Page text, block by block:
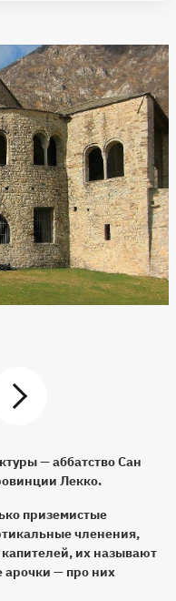
— аббатствоСан
Лекко.
приземистые
членения,
их называют
— про них